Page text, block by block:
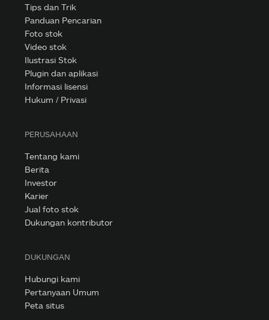
Tips dan Trik
Panduan Pencarian
Foto stok
Video stok
Ilustrasi Stok
Plugin dan aplikasi
Informasi lisensi
Hukum / Privasi
PERUSAHAAN
Tentang kami
Berita
Investor
Karier
Jual foto stok
Dukungan kontributor
DUKUNGAN
Hubungi kami
Pertanyaan Umum
Peta situs